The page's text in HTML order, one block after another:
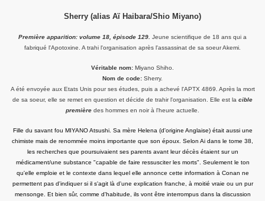
Sherry (alias Aï Haibara/Shio Miyano)
Première apparition: volume 18, épisode 129. Jeune scientifique de 18 ans qui a
fabriqué l'Apotoxine. A trahi l'organisation après l'assassinat de sa soeur Akemi.
Véritable nom: Miyano Shiho.
Nom de code: Sherry.
A été envoyée aux Etats Unis pour ses études, puis a achevé l'APTX 4869. Après la mort
de sa soeur, elle se remet en question et décide de trahir l'organisation. Elle est la cible
première des hommes en noir à l'heure actuelle.
Fille du savant fou MIYANO Atsushi. Sa mère Helena (d'origine Anglaise) était aussi une
chimiste mais de renommée moins importante que son époux. Selon Ai dans le tome 38,
les recherches que poursuivaient ses parents avant leur décès étaient sur un
médicament/une substance "capable de faire ressusciter les morts". Seulement le ton
qu'elle emploie et le contexte dans lequel elle annonce cette information à Conan ne
permettent pas d'indiquer si il s'agit là d'une explication franche, à moitié vraie ou un pur
mensonge. Et bien sûr, comme d'habitude, ils vont être interrompus dans la discussion